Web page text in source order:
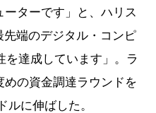
ターです」と、ハリス
先端のデジタル・コンピ
を達成しています」。ラ
めの資金調達ラウンドを
ルに伸ばした。